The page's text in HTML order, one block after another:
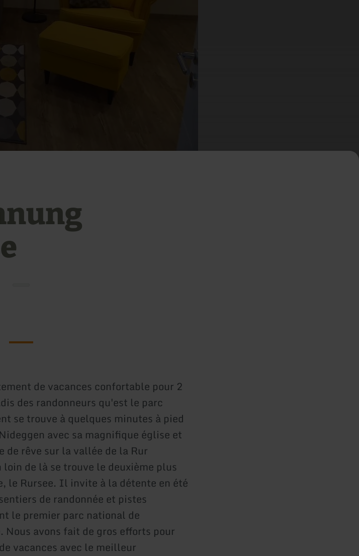
de vacances confortable pour 2
des randonneurs qu'est le parc
se trouve à quelques minutes à pied
avec sa magnifique église et
de rêve sur la vallée de la Rur
de là se trouve le deuxième plus
le Rursee. Il invite à la détente en été
de randonnée et pistes
le premier parc national de
avons fait de gros efforts pour
vacances avec le meilleur